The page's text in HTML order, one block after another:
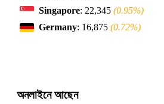
Singapore: 22,345 (0.95%)
Germany: 16,875 (0.72%)
অনলাইনে আছেন